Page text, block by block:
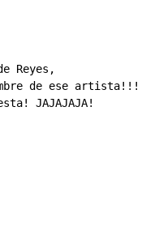
Reyes,
de ese artista!!!
JAJAJAJA!